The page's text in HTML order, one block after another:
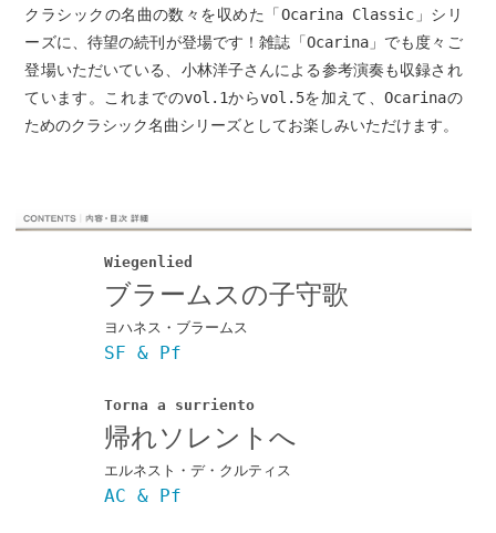
クラシックの名曲の数々を収めた「Ocarina Classic」シリ
ーズに、待望の続刊が登場です！雑誌「Ocarina」でも度々ご
登場いただいている、小林洋子さんによる参考演奏も収録され
ています。これまでのvol.1からvol.5を加えて、Ocarinaの
ためのクラシック名曲シリーズとしてお楽しみいただけます。
Wiegenlied
ブラームスの子守歌
ヨハネス・ブラームス
SF & Pf
Torna a surriento
帰れソレントへ
エルネスト・デ・クルティス
AC & Pf